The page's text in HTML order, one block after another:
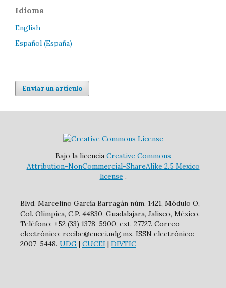
Idioma
English
Español (España)
Enviar un artículo
Bajo la licencia Creative Commons
Attribution-NonCommercial-ShareAlike 2.5 Mexico
license .
Blvd. Marcelino García Barragán núm. 1421, Módulo O,
Col. Olímpica, C.P. 44830, Guadalajara, Jalisco, México.
Teléfono: +52 (33) 1378-5900, ext. 27727. Correo
electrónico: recibe@cucei.udg.mx. ISSN electrónico:
2007-5448. UDG | CUCEI | DIVTIC